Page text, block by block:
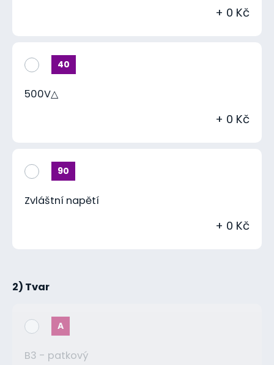
+ 0 Kč
40
500V△
+ 0 Kč
90
Zvláštní napětí
+ 0 Kč
2) Tvar
A
B3 - patkový